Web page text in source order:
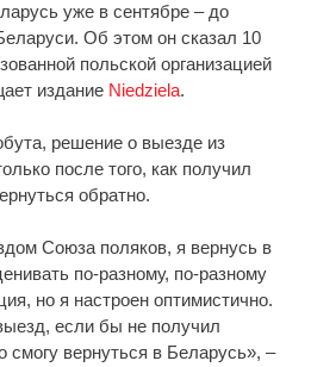
уже в сентябре – до
Об этом он сказал 10
польской организацией
издание Niedziela.
решение о выезде из
после того, как получил
обратно.
Союза поляков, я вернусь в
по-разному, по-разному
но я настроен оптимистично.
если бы не получил
смогу вернуться в Беларусь», –